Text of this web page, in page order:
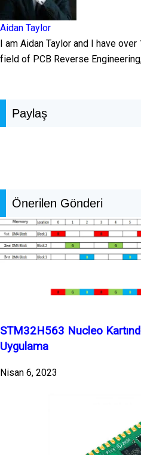
Aidan Taylor
I am Aidan Taylor and I have
field of PCB Reverse
Paylaş
Önerilen Gönderi
STM32H563 Nucleo
Uygulama
Nisan 6, 2023